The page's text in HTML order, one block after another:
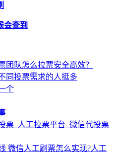
会查到
团队怎么拉票安全高效？
同投票需求的人挺多
个
票_人工拉票平台_微信代投票
微信人工刷票怎么实现?人工